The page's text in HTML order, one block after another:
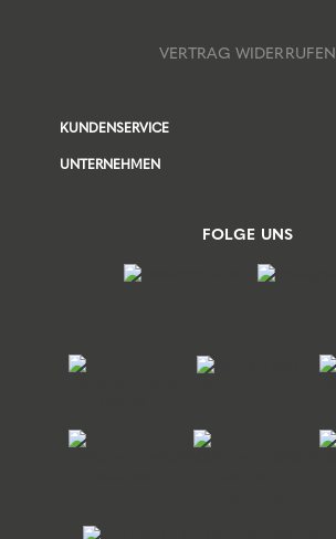
VERTRAG WIDERRUFEN
KUNDENSERVICE
UNTERNEHMEN
FOLGE UNS